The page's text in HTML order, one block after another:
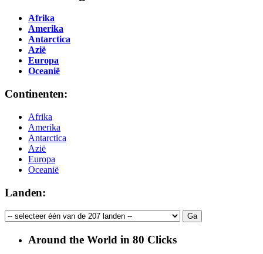
Afrika
Amerika
Antarctica
Azië
Europa
Oceanië
Continenten:
Afrika
Amerika
Antarctica
Azië
Europa
Oceanië
Landen:
Around the World in 80 Clicks